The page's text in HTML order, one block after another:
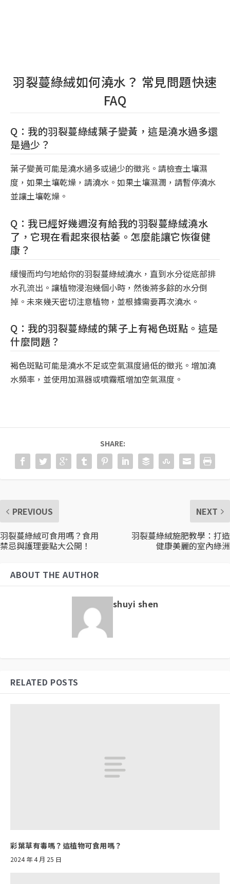
羽裂蔓綠絨如何澆水？ 常見問題快速
FAQ
Q：我的羽裂蔓綠絨葉子變黃，這是澆水過多還
是過少？
葉子變黃可能是澆水過多或過少的徵兆。請檢查土壤濕
度，如果土壤乾燥，請澆水。如果土壤濕潤，請暫停澆水
並讓土壤乾燥。
Q：我已經好幾週沒有給我的羽裂蔓綠絨澆水
了，它現在看起來很枯萎。怎麼能讓它恢復健
康？
緩慢而均勻地給你的羽裂蔓綠絨澆水，直到水分從底部排
水孔流出。讓植物浸泡幾個小時，然後將多餘的水分倒
掉。未來幾天密切注意植物，並根據需要再次澆水。
Q：我的羽裂蔓綠絨的葉子上有褐色斑點。這是
什麼問題？
褐色斑點可能是澆水不足或空氣濕度過低的徵兆。增加澆
水頻率，並使用加濕器或噴霧瓶增加空氣濕度。
SHARE:
PREVIOUS
羽裂蔓綠絨可食用嗎？食用
禁忌與護理要點大公開！
NEXT
羽裂蔓綠絨施肥教學：打造
健康美麗的室內綠洲
ABOUT THE AUTHOR
shuyi shen
RELATED POSTS
彩葉草有毒嗎？這植物可食用嗎？
2024 年 4 月 25 日